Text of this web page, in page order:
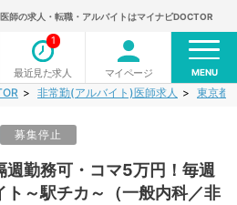
医師の求人・転職・アルバイトはマイナビDOCTOR
最近見た求人
1
マイページ MENU
非常勤(アルバイト)医師求人 東京都
募集停止
週勤務可・コマ5万円！毎週
ト～駅チカ～（一般内科／非